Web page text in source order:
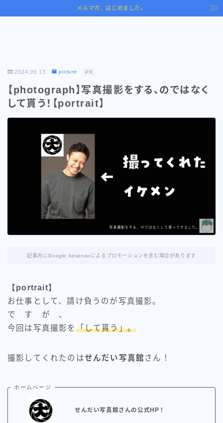
メルマガ、はじめました。
2024.09.13 picture PR
【photograph】写真撮影をする、のではなく
して貰う！【portrait】
記事内にGoogle Adsenseによるプロモーションを含む場合があります
【portrait】
お仕事として、請け負うのが写真撮影。
で す が 、
今回は写真撮影を 「して貰う」。
撮影してくれたのはせんだい写真館 さん！
ホームページ
せんだい写真館さんの公式HP！